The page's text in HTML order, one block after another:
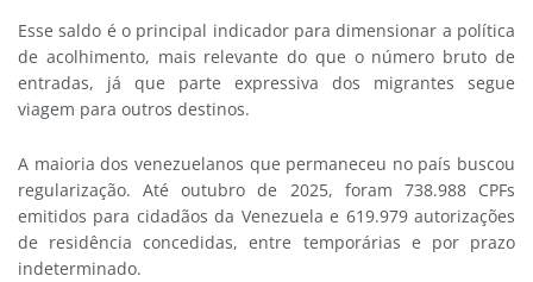
Esse saldo é o principal indicador para dimensionar a política
de acolhimento, mais relevante do que o número bruto de
entradas, já que parte expressiva dos migrantes segue
viagem para outros destinos.
A maioria dos venezuelanos que permaneceu no país buscou
regularização. Até outubro de 2025, foram 738.988 CPFs
emitidos para cidadãos da Venezuela e 619.979 autorizações
de residência concedidas, entre temporárias e por prazo
indeterminado.